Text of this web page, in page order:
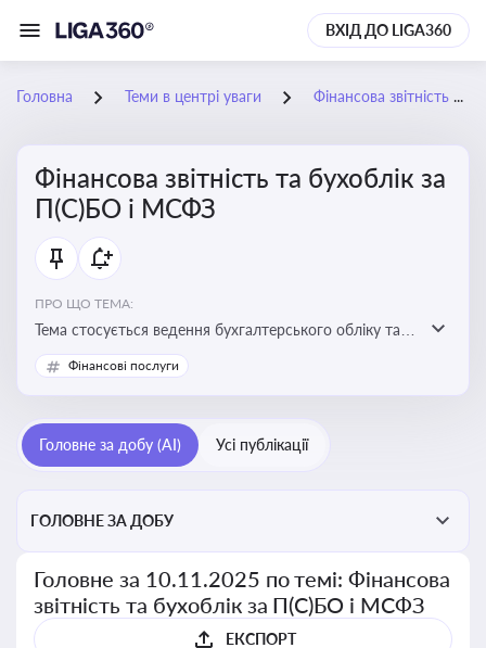
ВХІД ДО LIGA360
Головна Теми в центрі уваги Фінансова звітність та бухоблік за П(С)БО і МСФЗ
Фінансова звітність та бухоблік за
П(С)БО і МСФЗ
ПРО ЩО ТЕМА:
Тема стосується ведення бухгалтерського обліку та
складання фінансової звітності відповідно до
національних і міжнародних стандартів
Фінансові послуги
Головне за добу (AI) Усі публікації
ГОЛОВНЕ ЗА ДОБУ
Головне за 10.11.2025 по темі: Фінансова
звітність та бухоблік за П(С)БО і МСФЗ
ЕКСПОРТ